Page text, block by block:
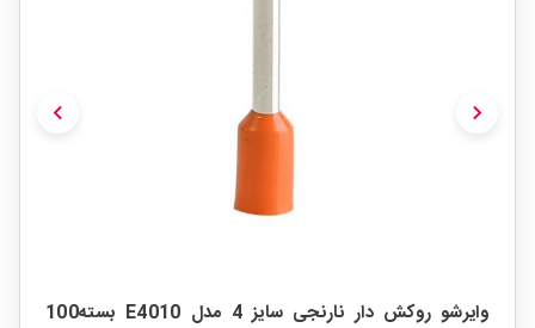
chevron_left chevron_right
وایرشو روکش دار نارنجی سایز 4 مدل E4010 بسته100